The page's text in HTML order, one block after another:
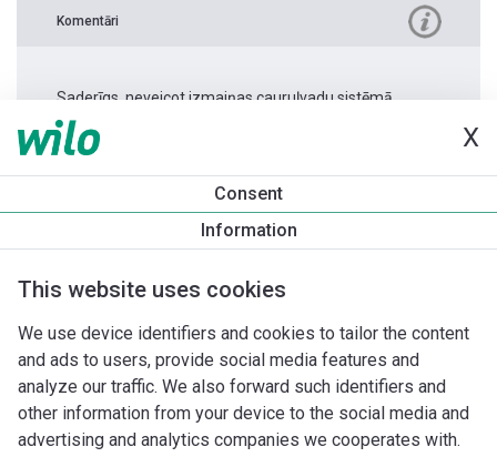
X
Consent
Information
This website uses cookies
We use device identifiers and cookies to tailor the content
and ads to users, provide social media features and
analyze our traffic. We also forward such identifiers and
other information from your device to the social media and
advertising and analytics companies we cooperates with.
Komentāri
Saderīgs, neveicot izmaiņas cauruļvadu sistēmā.
Produkta informācija